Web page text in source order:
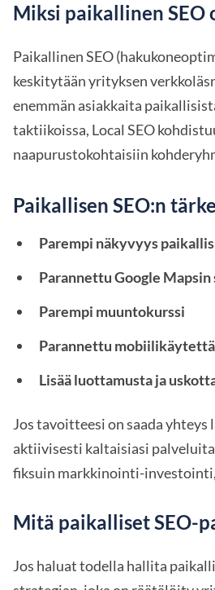
Miksi paikallinen
Paikallinen SEO
keskitytään yrityksen
enemmän asiakkaita
taktiikoissa, Local SEO
naapurustokohtaisiin
Paikallisen SEO:n
Parempi näkyvyys
Parannettu Google
Parempi muuntokurssi
Parannettu
Lisää luottamusta ja
Jos tavoitteesi on saada
aktiivisesti kaltaisiasi
fiksuin markkinointi-
Mitä paikalliset SEO-
Jos haluat todella hallita